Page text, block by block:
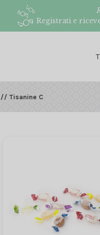
Registrati e
// Tisanine C